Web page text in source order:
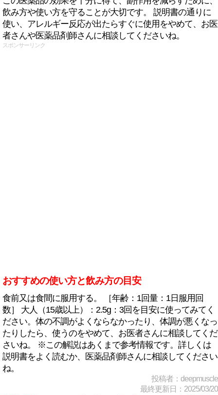
飲み方や使い方を守ることが大切です。 説明書の通りに
使い、アレルギー反応が出たらすぐに使用をやめて、お医
者さんや医薬品剤師さんに相談してくださいね。
スポンサーリンク
おすすめの使い方と飲み方の目安
食前又は食間に服用する。 ［年齢：1回量：1日服用回
数］ 大人（15歳以上）：2.5g：3回を目安に使ってみてく
ださい。体の不調がよくならなかったり、体調が悪くなっ
たりしたら、使うのをやめて、お医者さんに相談してくだ
さいね。 ※この解説はあくまで参考情報です。詳しくは
説明書をよく読むか、医薬品剤師さんに相談してください
ね。
投稿者：deepmuscle
最終更新日：2025/03/20